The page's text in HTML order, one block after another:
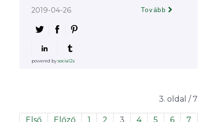
2019-04-26 Tovább
powered bysocial2s
3. oldal / 7
Első Előző 1 2 3 4 5 6 7